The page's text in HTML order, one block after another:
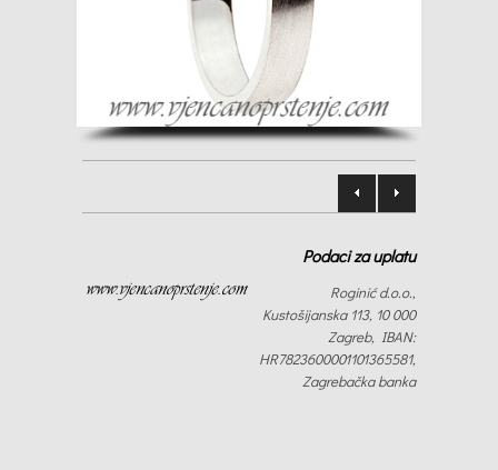
Podaci za uplatu
Roginić d.o.o.,
Kustošijanska 113, 10 000
Zagreb, IBAN:
HR7823600001101365581,
Zagrebačka banka